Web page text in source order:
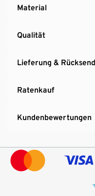
Material
Qualität
Lieferung &
Ratenkauf
Kundenbewertungen